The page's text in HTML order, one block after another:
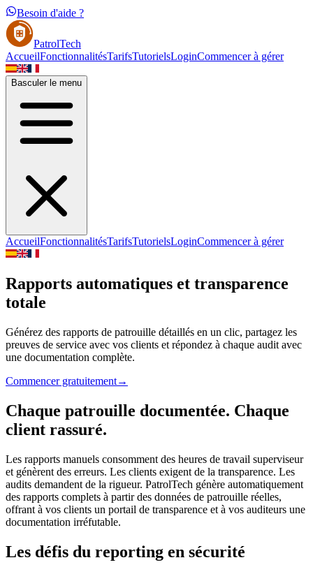
Besoin d'aide ?
PatrolTech
AccueilFonctionnalitésTarifsTutorielsLoginCommencer à gérer
Basculer le menu
AccueilFonctionnalitésTarifsTutorielsLoginCommencer à gérer
Rapports automatiques et transparence
totale
Générez des rapports de patrouille détaillés en un clic, partagez les
preuves de service avec vos clients et répondez à chaque audit avec
une documentation complète.
Commencer gratuitement→
Chaque patrouille documentée. Chaque
client rassuré.
Les rapports manuels consomment des heures de travail superviseur
et génèrent des erreurs. Les clients exigent de la transparence. Les
audits demandent de la rigueur. PatrolTech génère automatiquement
des rapports complets à partir des données de patrouille réelles,
offrant à vos clients un portail de transparence et à vos auditeurs une
documentation irréfutable.
Les défis du reporting en sécurité